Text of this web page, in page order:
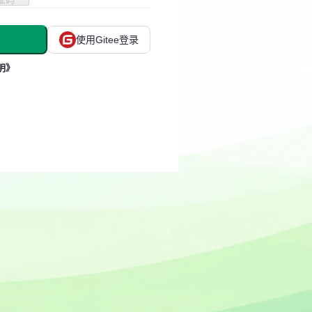
使用Gitee登录
》